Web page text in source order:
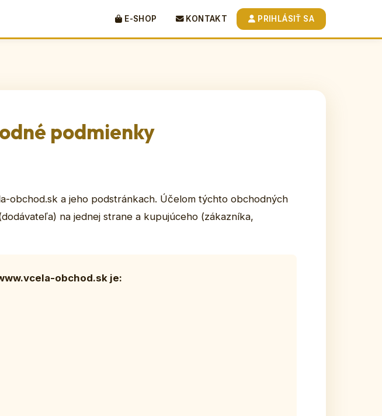
E-SHOP KONTAKT PRIHLÁSIŤ SA
podmienky
obchod.sk a jeho podstránkach. Účelom týchto obchodných
na jednej strane a kupujúceho (zákazníka,
obchod.sk je: